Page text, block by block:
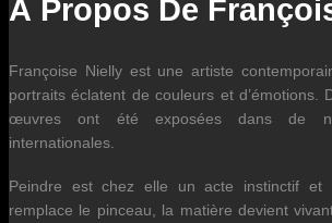
À Propos De
Françoise Nielly est une artiste
portraits éclatent de couleurs et d’émotions.
œuvres ont été exposées dans de
internationales.
Peindre est chez elle un acte instinctif et
remplace le pinceau, la matière devient